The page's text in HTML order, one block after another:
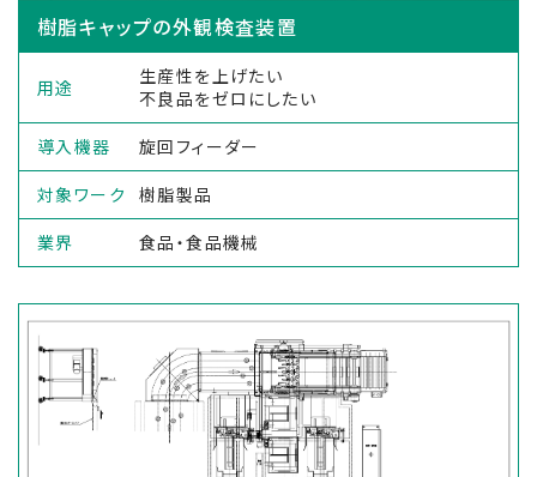
樹脂キャップの外観検査装置
用途
生産性を上げたい
不良品をゼロにしたい
導入機器
旋回フィーダー
対象ワーク
樹脂製品
業界
食品・食品機械